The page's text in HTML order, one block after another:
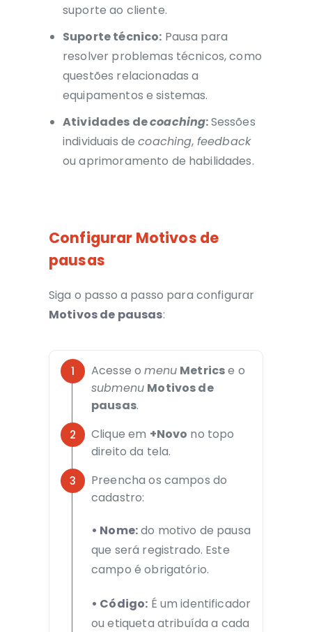
suporte ao cliente.
Suporte técnico: Pausa para
resolver problemas técnicos, como
questões relacionadas a
equipamentos e sistemas.
Atividades decoaching:Sessões
individuais decoaching, feedback
ou aprimoramento de habilidades.
Configurar Motivos de
pausas
Siga o passo a passo para configurar
Motivos de pausas:
Acesse omenu Metricse o
submenu Motivos de
pausas.
Clique em +Novo no topo
direito da tela.
Preencha os campos do
cadastro:
• Nome:do motivo de pausa
que será registrado. Este
campo é obrigatório.
• Código: É um identificador
ou etiqueta atribuída a cada